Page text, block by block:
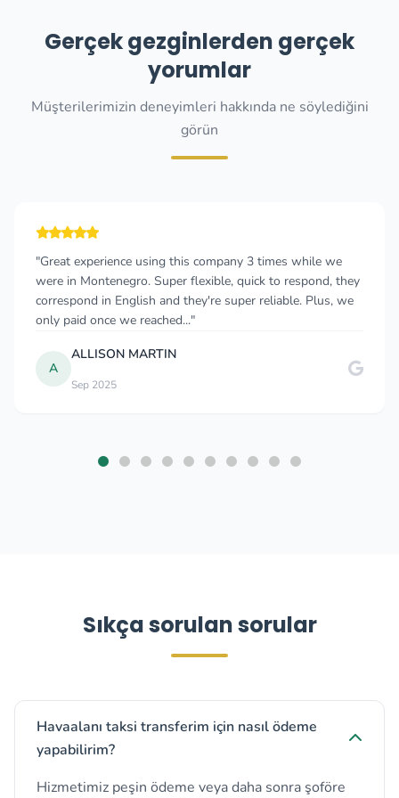
Gerçek gezginlerden gerçek
yorumlar
Müşterilerimizin deneyimleri hakkında ne söylediğini
görün
experience using this company 3 times while we
in Montenegro. Super flexible, quick to respond, they
in English and they're super reliable. Plus, we
paid once we reached..."
ALLISON MARTIN
Sep 2025
Sıkça sorulan sorular
Havaalanı taksi transferim için nasıl ödeme
yapabilirim?
Hizmetimiz peşin ödeme veya daha sonra şoföre